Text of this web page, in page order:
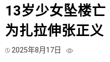
13岁少女坠楼
为扎拉伸张正义
2025年8月17日